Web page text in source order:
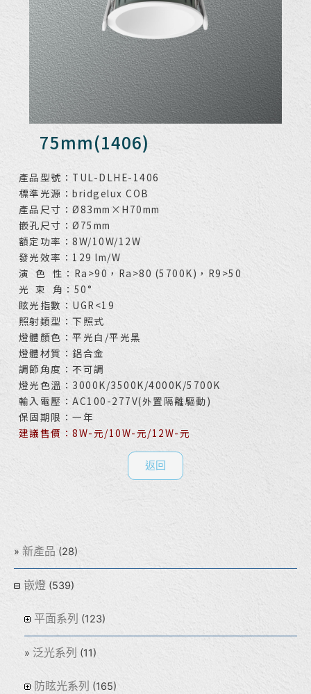
新產品 (28)
嵌燈 (539)
平面系列 (123)
泛光系列 (11)
防眩光系列 (165)
75mm(1406)
產品型號：TUL-DLHE-1406
標準光源：bridgelux COB
產品尺寸：Ø83mm×H70mm
嵌孔尺寸：Ø75mm
額定功率：8W/10W/12W
發光效率：129 lm/W
演 色 性：Ra>90，Ra>80 (5700K)，R9>50
光 束 角：50°
眩光指數：UGR<19
照射類型：下照式
燈體顏色：平光白/平光黑
燈體材質：鋁合金
調節角度：不可調
燈光色溫：3000K/3500K/4000K/5700K
輸入電壓：AC100-277V(外置隔離驅動)
保固期限：一年
建議售價：8W-元/10W-元/12W-元
返回